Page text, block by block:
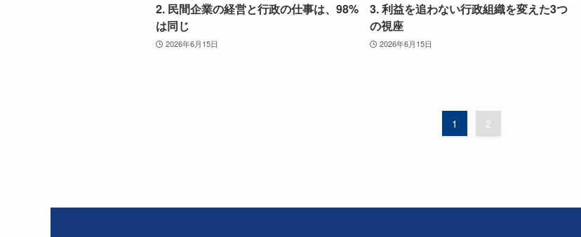
2. 民間企業の経営と行政の仕事は、98%
は同じ
2026年6月15日
3. 利益を追わない行政組織を変えた3つ
の視座
2026年6月15日
1 2